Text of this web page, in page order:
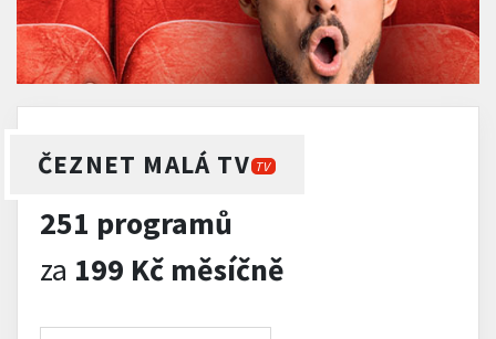
ČEZNET MALÁ TV TV
251 programů
za 199 Kč měsíčně